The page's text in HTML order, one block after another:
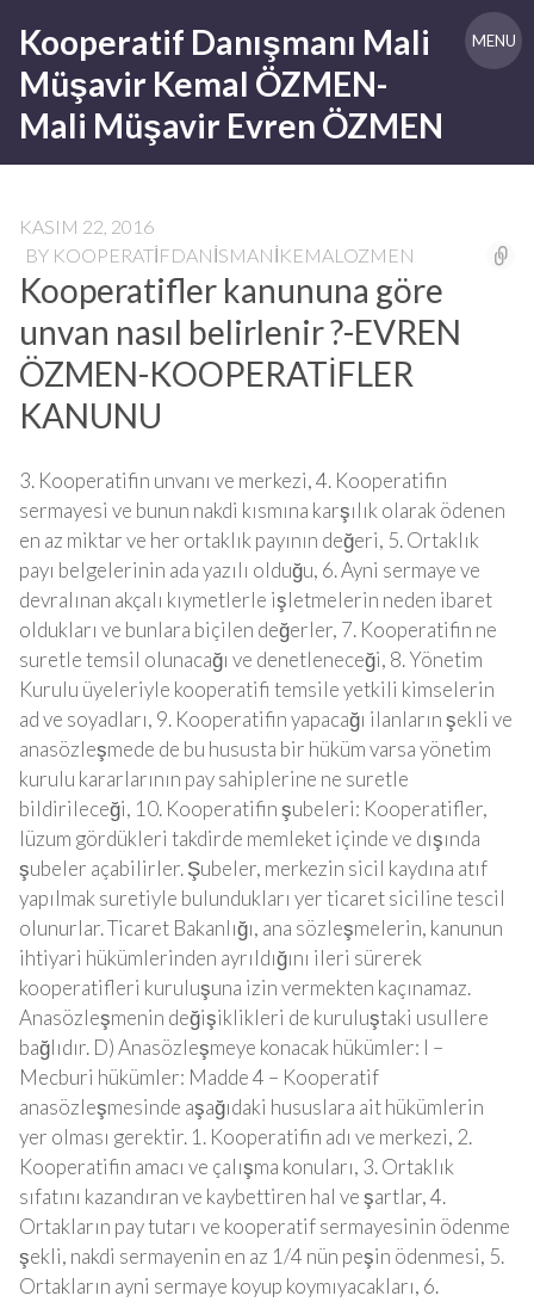
content
Kooperatif Danışmanı Mali
Müşavir Kemal ÖZMEN-
Mali Müşavir Evren ÖZMEN
MENU
KASIM 22, 2016
BY KOOPERATIFDANISMANIKEMALOZMEN
Kooperatifler kanununa göre
unvan nasıl belirlenir ?-EVREN
ÖZMEN-KOOPERATİFLER
KANUNU
3. Kooperatifin unvanı ve merkezi, 4. Kooperatifin
sermayesi ve bunun nakdi kısmına karşılık olarak ödenen
en az miktar ve her ortaklık payının değeri, 5. Ortaklık
payı belgelerinin ada yazılı olduğu, 6. Ayni sermaye ve
devralınan akçalı kıymetlerle işletmelerin neden ibaret
oldukları ve bunlara biçilen değerler, 7. Kooperatifin ne
suretle temsil olunacağı ve denetleneceği, 8. Yönetim
Kurulu üyeleriyle kooperatifi temsile yetkili kimselerin
ad ve soyadları, 9. Kooperatifin yapacağı ilanların şekli ve
anasözleşmede de bu hususta bir hüküm varsa yönetim
kurulu kararlarının pay sahiplerine ne suretle
bildirileceği, 10. Kooperatifin şubeleri: Kooperatifler,
lüzum gördükleri takdirde memleket içinde ve dışında
şubeler açabilirler. Şubeler, merkezin sicil kaydına atıf
yapılmak suretiyle bulundukları yer ticaret siciline tescil
olunurlar. Ticaret Bakanlığı, ana sözleşmelerin, kanunun
ihtiyari hükümlerinden ayrıldığını ileri sürerek
kooperatifleri kuruluşuna izin vermekten kaçınamaz.
Anasözleşmenin değişiklikleri de kuruluştaki usullere
bağlıdır. D) Anasözleşmeye konacak hükümler: I –
Mecburi hükümler: Madde 4 – Kooperatif
anasözleşmesinde aşağıdaki hususlara ait hükümlerin
yer olması gerektir. 1. Kooperatifin adı ve merkezi, 2.
Kooperatifin amacı ve çalışma konuları, 3. Ortaklık
sıfatını kazandıran ve kaybettiren hal ve şartlar, 4.
Ortakların pay tutarı ve kooperatif sermayesinin ödenme
şekli, nakdi sermayenin en az 1/4 nün peşin ödenmesi, 5.
Ortakların ayni sermaye koyup koymıyacakları, 6.